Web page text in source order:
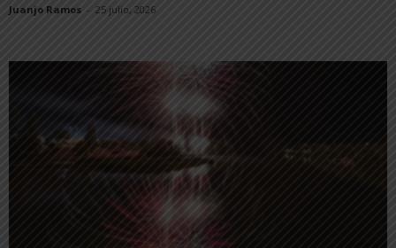
Juanjo Ramos - 25 julio, 2026